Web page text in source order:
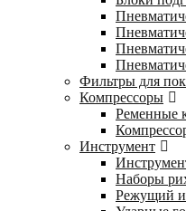
Фильтры для
Компрессоры
Ременные
Инструмент
Наборы
Режущий